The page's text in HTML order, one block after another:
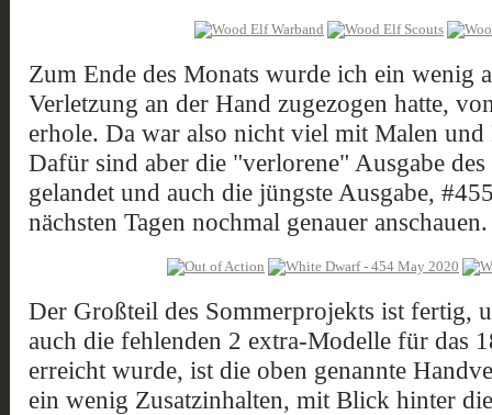
Zum Ende des Monats wurde ich ein wenig
Verletzung an der Hand zugezogen hatte,
erhole. Da war also nicht viel mit Malen und
Dafür sind aber die "verlorene" Ausgabe
gelandet und auch die jüngste Ausgabe,
nächsten Tagen nochmal genauer anschauen.
Der Großteil des Sommerprojekts ist fertig,
auch die fehlenden 2 extra-Modelle für das
erreicht wurde, ist die oben genannte
ein wenig Zusatzinhalten, mit Blick hinter